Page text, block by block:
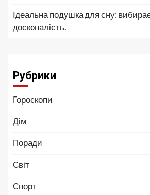
Ідеальна подушка для сну:
досконалість.
Рубрики
Гороскопи
Дім
Поради
Світ
Спорт